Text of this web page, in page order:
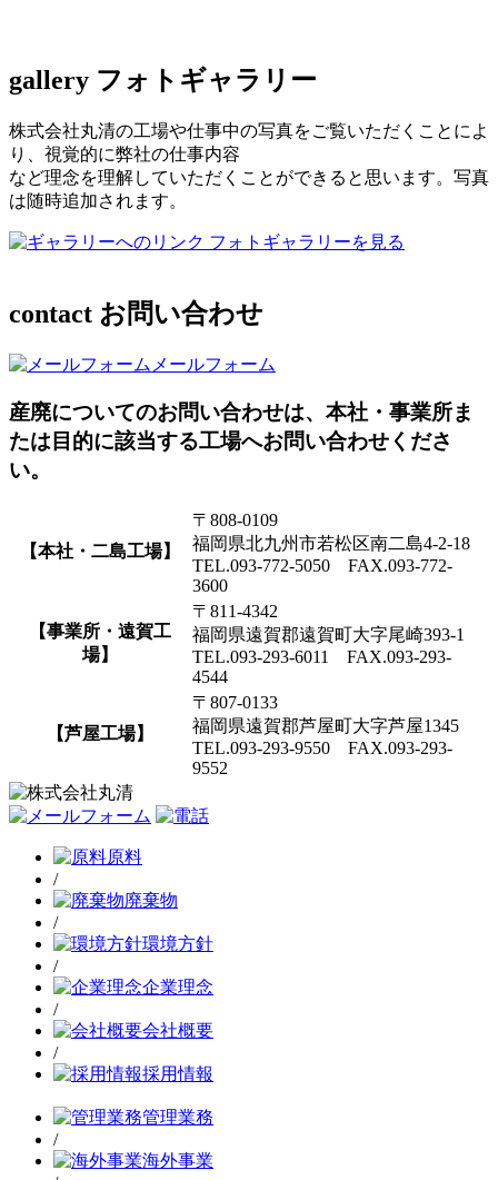
gallery フォトギャラリー
株式会社丸清の工場や仕事中の写真をご覧いただくことによ
り、視覚的に弊社の仕事内容
など理念を理解していただくことができると思います。写真
は随時追加されます。
フォトギャラリーを見る
contact お問い合わせ
メールフォーム
産廃についてのお問い合わせは、本社・事業所ま
たは目的に該当する工場へお問い合わせくださ
い。
【本社・二島工場】
〒808-0109
福岡県北九州市若松区南二島4-2-18
TEL.093-772-5050 FAX.093-772-
3600
【事業所・遠賀工
場】
〒811-4342
福岡県遠賀郡遠賀町大字尾崎393-1
TEL.093-293-6011 FAX.093-293-
4544
【芦屋工場】
〒807-0133
福岡県遠賀郡芦屋町大字芦屋1345
TEL.093-293-9550 FAX.093-293-
9552
原料
/
廃棄物
/
環境方針
/
企業理念
/
会社概要
/
採用情報
管理業務
/
海外事業